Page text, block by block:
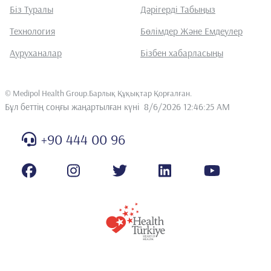
Біз Туралы
Дәрігерді Табыңыз
Технология
Бөлімдер Және Емдеулер
Ауруханалар
Бізбен хабарласыңы
© Medipol Health Group.Барлық Құқықтар Қорғалған
Бұл беттің соңғы жаңартылған күні 8/6/2026 12:46:25 AM
+90 444 00 96